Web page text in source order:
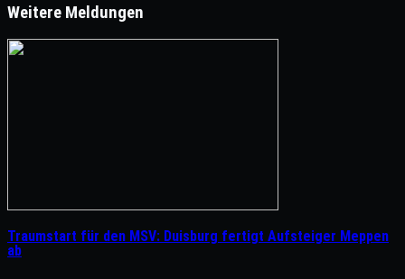
Weitere Meldungen
Traumstart für den MSV: Duisburg fertigt Aufsteiger Meppen
ab